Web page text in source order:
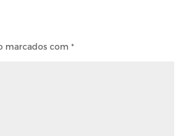
marcados com*